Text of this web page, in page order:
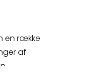
en række
af